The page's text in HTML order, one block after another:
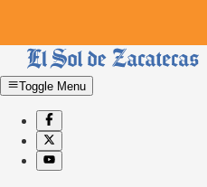
Toggle Menu